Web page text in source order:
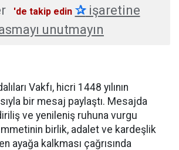
'de takip edin ✰işaretine
unutmayın
Vakfı, hicri 1448 yılının
bir mesaj paylaştı. Mesajda
ve yenileniş ruhuna vurgu
birlik, adalet ve kardeşlik
ayağa kalkması çağrısında